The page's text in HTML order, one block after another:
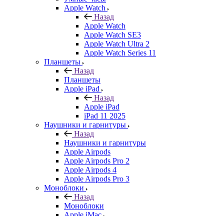
Apple Watch
Назад
Apple Watch
Apple Watch SE3
Apple Watch Ultra 2
Apple Watch Series 11
Планшеты
Назад
Планшеты
Apple iPad
Назад
Apple iPad
iPad 11 2025
Наушники и гарнитуры
Назад
Наушники и гарнитуры
Apple Airpods
Apple Airpods Pro 2
Apple Airpods 4
Apple Airpods Pro 3
Моноблоки
Назад
Моноблоки